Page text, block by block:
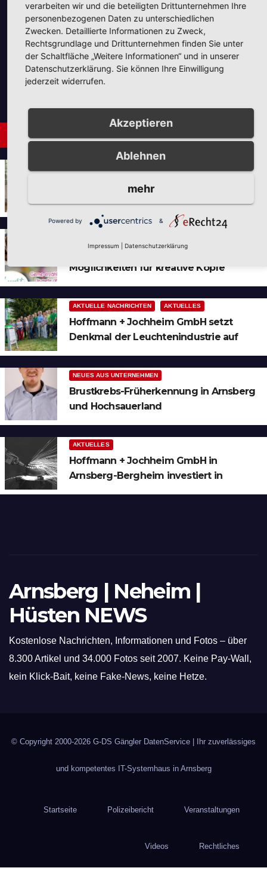
Unsere Partner
Neues aus Unternehmen
Tie the Day Weddings –
Ruhrgebiet
Neues Jahr – Neue Ideen und unzählige
Möglichkeiten für kreative Köpfe
AKTUELLE NACHRICHTEN AKTUELLES
Hoffmann + Jochheim GmbH setzt
Denkmal der Leuchtenindustrie auf
NEUES AUS UNTERNEHMEN
Brustkrebs-Früherkennung in Arnsberg
und Hochsauerland
AKTUELLES
Hoffmann + Jochheim GmbH in
Arnsberg-Bergheim investiert in
Arnsberg | Neheim |
Hüsten NEWS
Kostenlose Nachrichten, Informationen und Fotos – über
8.300 Artikel und 34.000 Fotos seit 2007. Keine Pay-Wall,
kein Klick-Bait, keine Fake-News, keine Hetze.
© Copyright 2000-2026 G-DS Gängler DatenService | Ihr zuverlässiges
und kompetentes IT-Systemhaus in Arnsberg
Startseite Polizeibericht Veranstaltungen
Videos Rechtliches
verarbeiten wir und die beteiligten Drittunternehmen Ihre
personenbezogenen Daten zu unterschiedlichen
Zwecken. Detaillierte Informationen zu Zweck,
Rechtsgrundlage und Drittunternehmen finden Sie unter
der Schaltfläche „Weitere Informationen“ und in unserer
Datenschutzerklärung. Sie können Ihre Einwilligung
jederzeit widerrufen.
Akzeptieren
Ablehnen
mehr
Powered by &
Impressum Datenschutzerklärung